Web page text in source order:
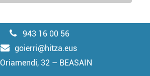
943 16 00 56
goierri@hitza.eus
Oriamendi, 32 – BEASAIN